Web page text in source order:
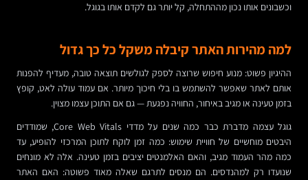
וכשבונים אותו נכון מההתחלה, קל יותר גם לקדם אותו בגוגל.
למה מהירות האתר קיבלה משקל כל כך גדול
ההיגיון פשוט: מנוע חיפוש שרוצה לספק לגולשים תוצאה טובה, מעדיף להפנות
אותם לאתר שאפשר להשתמש בו בלי חיכוך מיותר. אם עמוד עולה לאט, קופץ
בזמן טעינה או מגיב באיחור, החוויה נפגעת — גם אם התוכן עצמו מצוין.
גוגל עצמה מדברת כבר כמה שנים על מדדי Core Web Vitals, שמודדים
היבטים מוחשיים של חוויית שימוש: כמה זמן לוקח לתוכן המרכזי להופיע, עד
כמה מהר העמוד מגיב, והאם האלמנטים יציבים בזמן טעינה. אלה לא מונחים
שנועדו רק למהנדסים. הם מנסים לתרגם שאלה מאוד פשוטה: האם האתר